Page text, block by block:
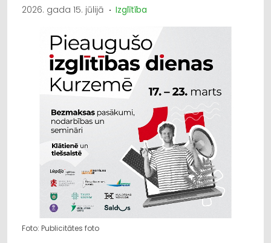
2026. gada 15. jūlijā Izglītība
Foto: Publicitātes foto